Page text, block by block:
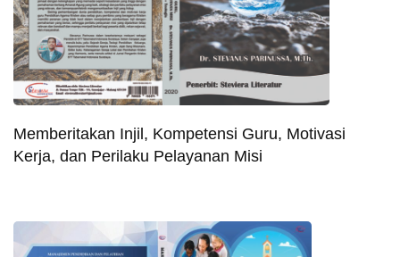
Memberitakan Injil, Kompetensi Guru, Motivasi
Kerja, dan Perilaku Pelayanan Misi